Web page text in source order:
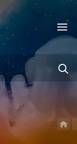
вездеНайти
Например,
велосипед